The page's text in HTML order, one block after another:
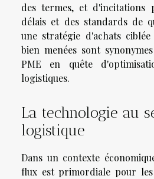
des termes, et d'incitations
délais et des standards de
une stratégie d'achats
bien menées sont
PME en quête
logistiques.
La technologie au
logistique
Dans un contexte
flux est primordiale pour